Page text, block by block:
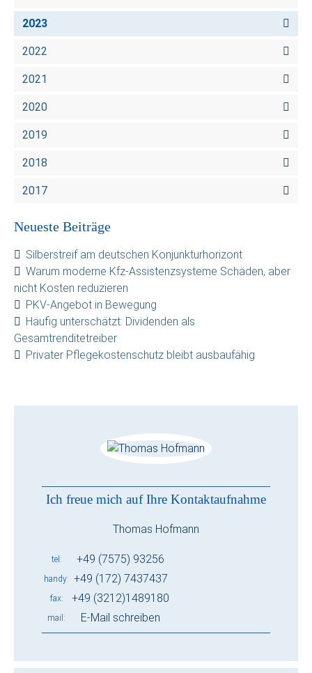
2023
2022
2021
2020
2019
2018
2017
Neueste Beiträge
Silberstreif am deutschen Konjunkturhorizont
Warum moderne Kfz-Assistenzsysteme Schäden, aber
nicht Kosten reduzieren
PKV-Angebot in Bewegung
Häufig unterschätzt: Dividenden als
Gesamtrenditetreiber
Privater Pflegekostenschutz bleibt ausbaufähig
Ich freue mich auf Ihre Kontaktaufnahme
Thomas Hofmann
tel +49 (7575) 93256
handy +49 (172) 7437437
fax +49 (3212)1489180
mail E-Mail schreiben